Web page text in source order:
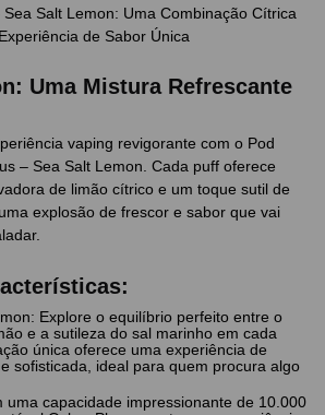
Salt Lemon: Uma Combinação Cítrica
de Sabor Única
Uma Mistura Refrescante
vaping revigorante com o Pod
– Sea Salt Lemon. Cada puff oferece
de limão cítrico e um toque sutil de
explosão de frescor e sabor que vai
Explore o equilíbrio perfeito entre o
e a sutileza do sal marinho em cada
única oferece uma experiência de
sofisticada, ideal para quem procura algo
uma capacidade impressionante de 10.000